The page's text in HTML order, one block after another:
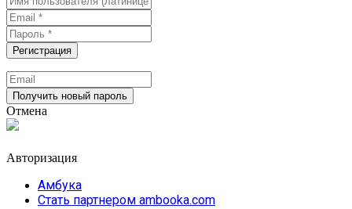
Отмена
Авторизация
Амбука
Стать партнером ambooka.com